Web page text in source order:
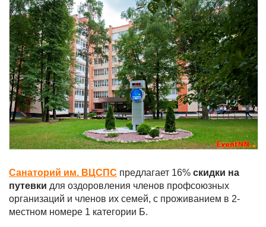
Санаторий им. ВЦСПС предлагает 16% скидки на
путевки для оздоровления членов профсоюзных
организаций и членов их семей, с проживанием в 2-
местном номере 1 категории Б.